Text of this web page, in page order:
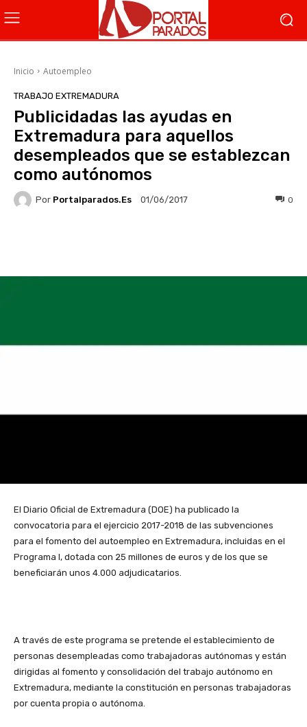
Inicio Autoempleo
TRABAJO EXTREMADURA
Publicidadas las ayudas en
Extremadura para aquellos
desempleados que se establezcan
como autónomos
Por Portalparados.es 01/06/2017 0
El Diario Oficial de Extremadura (DOE) ha publicado la
convocatoria para el ejercicio 2017-2018 de las subvenciones
para el fomento del autoempleo en Extremadura, incluidas en el
Programa I, dotada con 25 millones de euros y de los que se
beneficiarán unos 4.000 adjudicatarios.
A través de este programa se pretende el establecimiento de
personas desempleadas como trabajadoras autónomas y están
dirigidas al fomento y consolidación del trabajo autónomo en
Extremadura, mediante la constitución en personas trabajadoras
por cuenta propia o autónoma.